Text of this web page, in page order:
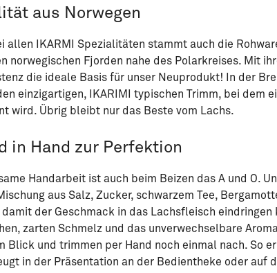
aus Norwegen
allen IKARMI Spezialitäten stammt auch die
norwegischen Fjorden nahe des Polarkreises. Mit
die ideale Basis für unser Neuprodukt! In der
einzigartigen, IKARIMI typischen Trimm, bei dem
wird. Übrig bleibt nur das Beste vom Lachs.
in Hand zur Perfektion
Handarbeit ist auch beim Beizen das A und O.
aus Salz, Zucker, schwarzem Tee,
damit der Geschmack in das Lachsfleisch eindringen
zarten Schmelz und das unverwechselbare
Blick und trimmen per Hand noch einmal nach. So
in der Präsentation an der Bedientheke oder auf